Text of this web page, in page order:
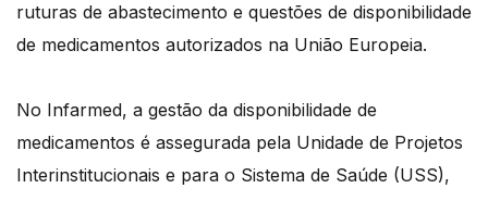
ruturas de abastecimento e questões de disponibilidade
de medicamentos autorizados na União Europeia.
No Infarmed, a gestão da disponibilidade de
medicamentos é assegurada pela Unidade de Projetos
Interinstitucionais e para o Sistema de Saúde (USS),